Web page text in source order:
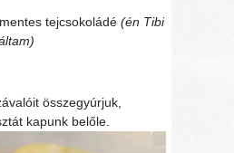
tejcsokoládé(én Tibi
összegyúrjuk,
kapunk belőle.